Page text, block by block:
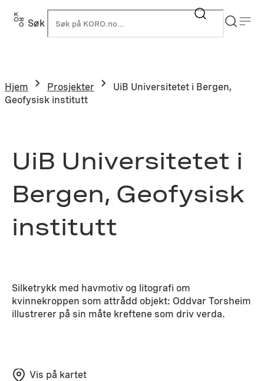
Hopp
Søk
Hjem Prosjekter
UiB Universitetet i Bergen,
Geofysisk institutt
UiB Universitetet i
Bergen, Geofysisk
institutt
Silketrykk med havmotiv og litografi om
kvinnekroppen som attrådd objekt: Oddvar Torsheim
illustrerer på sin måte kreftene som driv verda.
Vis på kartet